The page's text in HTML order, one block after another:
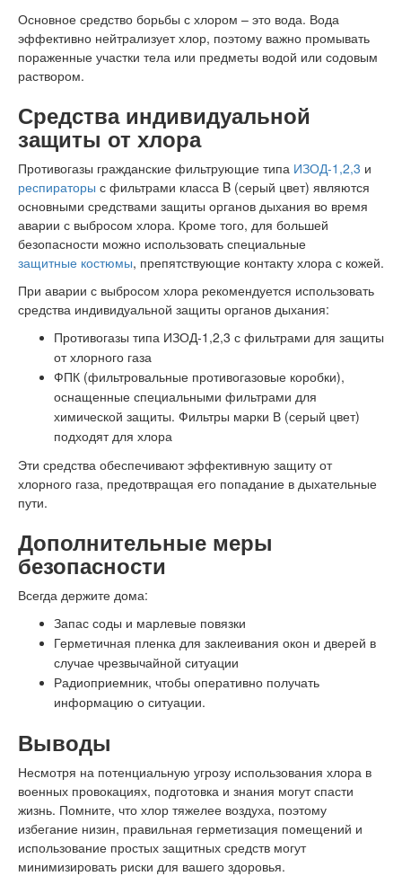
Основное средство борьбы с хлором – это вода. Вода
эффективно нейтрализует хлор, поэтому важно промывать
пораженные участки тела или предметы водой или содовым
раствором.
Средства индивидуальной
защиты от хлора
Противогазы гражданские фильтрующие типа ИЗОД-1,2,3 и
респираторы с фильтрами класса B (серый цвет) являются
основными средствами защиты органов дыхания во время
аварии с выбросом хлора. Кроме того, для большей
безопасности можно использовать специальные
защитные костюмы, препятствующие контакту хлора с кожей.
При аварии с выбросом хлора рекомендуется использовать
средства индивидуальной защиты органов дыхания:
Противогазы типа ИЗОД-1,2,3 с фильтрами для защиты
от хлорного газа
ФПК (фильтровальные противогазовые коробки),
оснащенные специальными фильтрами для
химической защиты. Фильтры марки В (серый цвет)
подходят для хлора
Эти средства обеспечивают эффективную защиту от
хлорного газа, предотвращая его попадание в дыхательные
пути.
Дополнительные меры
безопасности
Всегда держите дома:
Запас соды и марлевые повязки
Герметичная пленка для заклеивания окон и дверей в
случае чрезвычайной ситуации
Радиоприемник, чтобы оперативно получать
информацию о ситуации.
Выводы
Несмотря на потенциальную угрозу использования хлора в
военных провокациях, подготовка и знания могут спасти
жизнь. Помните, что хлор тяжелее воздуха, поэтому
избегание низин, правильная герметизация помещений и
использование простых защитных средств могут
минимизировать риски для вашего здоровья.